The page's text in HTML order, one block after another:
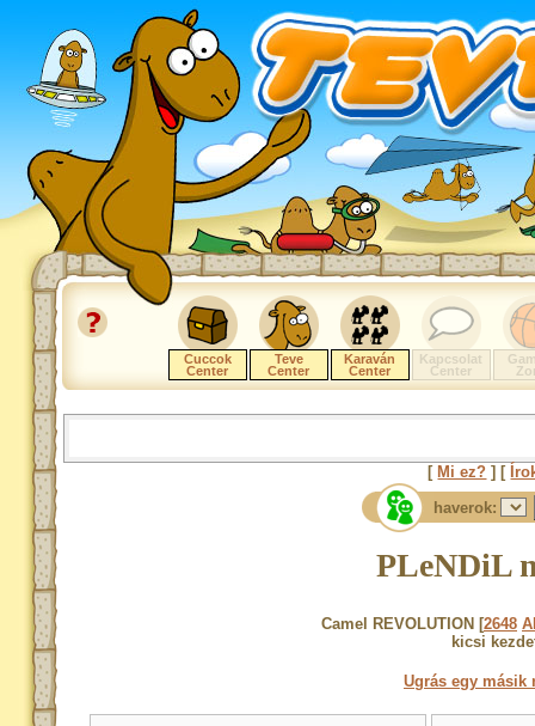
Cuccok
Center
Teve
Center
Karaván
Center
Kapcsolat
Center
[ Mi ez? ] [
haverok:
PLeNDiL
Camel REVOLUTION [2648
kicsi
Ugrás egy másik